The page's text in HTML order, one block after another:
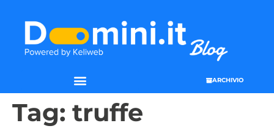
ARCHIVIO
Tag: truffe